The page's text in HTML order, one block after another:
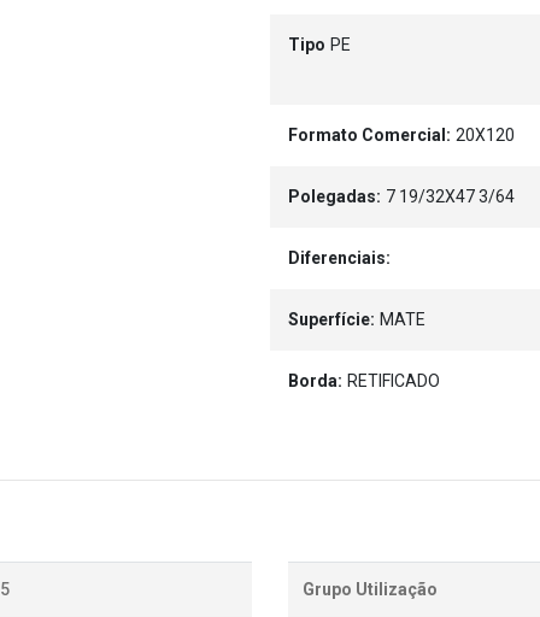
Tipo PE
Formato Comercial: 20X120
Polegadas: 7 19/32X47 3/64
Diferenciais:
Superfície: MATE
Borda: RETIFICADO
Grupo Utilização